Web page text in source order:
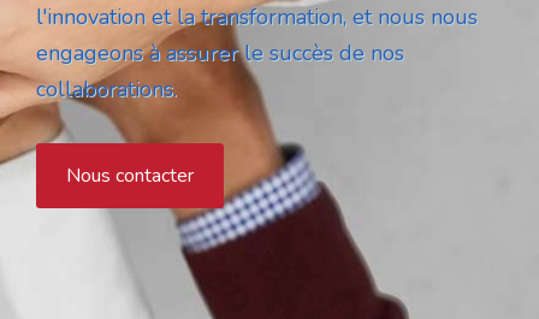
l'innovation et la transformation, et nous nous
engageons à assurer le succès de nos
collaborations.
Nous contacter